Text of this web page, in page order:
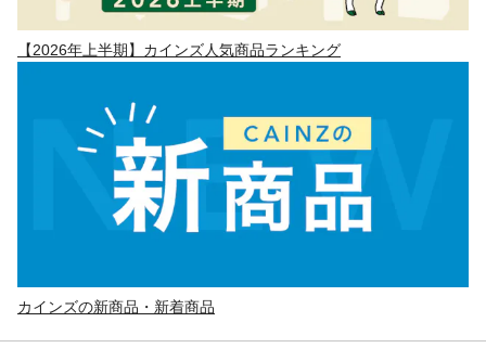
【2026年上半期】カインズ人気商品ランキング
カインズの新商品・新着商品